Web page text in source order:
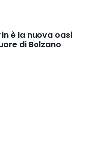
è la nuova oasi
di Bolzano